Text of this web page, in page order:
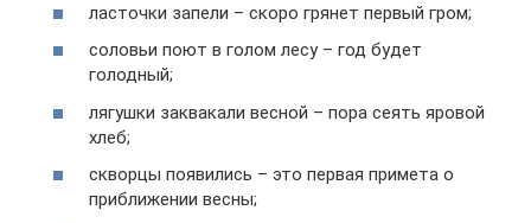
ласточки запели – скоро грянет первый гром;
соловьи поют в голом лесу – год будет
голодный;
лягушки заквакали весной – пора сеять яровой
хлеб;
скворцы появились – это первая примета о
приближении весны;